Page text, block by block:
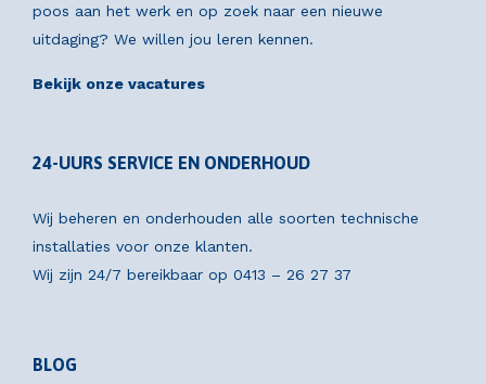
poos aan het werk en op zoek naar een nieuwe
uitdaging? We willen jou leren kennen.
Bekijk onze vacatures
24-UURS SERVICE EN ONDERHOUD
Wij beheren en onderhouden alle soorten technische
installaties voor onze klanten.
Wij zijn 24/7 bereikbaar op 0413 – 26 27 37
BLOG